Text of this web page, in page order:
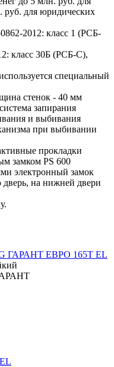
руб. для юридических
2012: класс 1 (РСБ-
класс 30Б (РСБ-С),
специальный
стенок - 40 мм
запирания
и выбивания
при выбивании
прокладки
замком PS 600
электронный замок
дверь, на нижней двери
ГАРАНТ ЕВРО 165Т EL